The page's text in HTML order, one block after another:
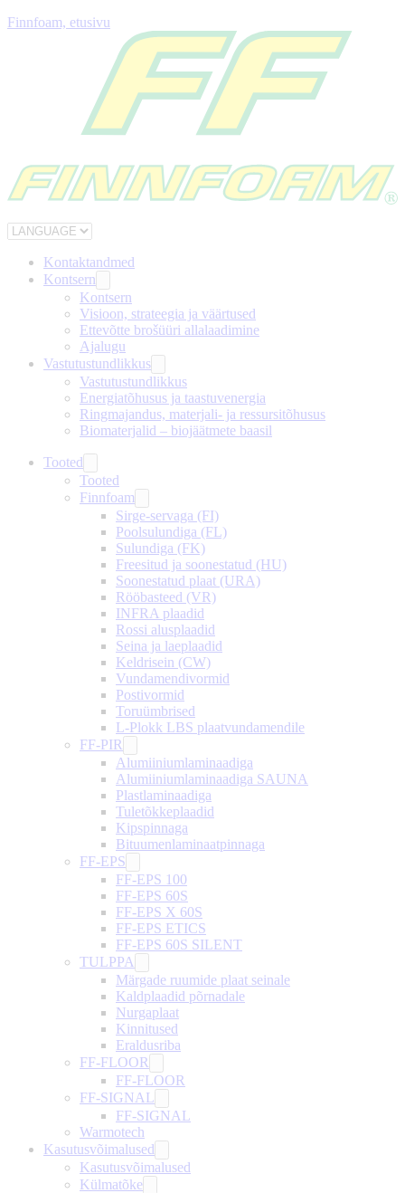
Finnfoam, etusivu
Kontaktandmed
Kontsern
Kontsern
Visioon, strateegia ja väärtused
Ettevõtte brošüüri allalaadimine
Ajalugu
Vastutustundlikkus
Vastutustundlikkus
Energiatõhusus ja taastuvenergia
Ringmajandus, materjali- ja ressursitõhusus
Biomaterjalid – biojäätmete baasil
Tooted
Tooted
Finnfoam
Sirge-servaga (FI)
Poolsulundiga (FL)
Sulundiga (FK)
Freesitud ja soonestatud (HU)
Soonestatud plaat (URA)
Rööbasteed (VR)
INFRA plaadid
Rossi alusplaadid
Seina ja laeplaadid
Keldrisein (CW)
Vundamendivormid
Postivormid
Toruümbrised
L-Plokk LBS plaatvundamendile
FF-PIR
Alumiiniumlaminaadiga
Alumiiniumlaminaadiga SAUNA
Plastlaminaadiga
Tuletõkkeplaadid
Kipspinnaga
Bituumenlaminaatpinnaga
FF-EPS
FF-EPS 100
FF-EPS 60S
FF-EPS X 60S
FF-EPS ETICS
FF-EPS 60S SILENT
TULPPA
Märgade ruumide plaat seinale
Kaldplaadid põrnadale
Nurgaplaat
Kinnitused
Eraldusriba
FF-FLOOR
FF-FLOOR
FF-SIGNAL
FF-SIGNAL
Warmotech
Kasutusvõimalused
Kasutusvõimalused
Külmatõke